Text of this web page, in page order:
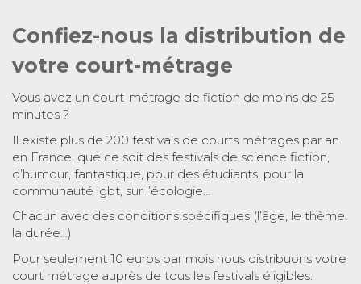
Confiez-nous la distribution de
votre court-métrage
Vous avez un court-métrage de fiction de moins de 25
minutes ?
Il existe plus de 200 festivals de courts métrages par an
en France, que ce soit des festivals de science fiction,
d’humour, fantastique, pour des étudiants, pour la
communauté lgbt, sur l’écologie…
Chacun avec des conditions spécifiques (l’âge, le thème,
la durée…)
Pour seulement 10 euros par mois nous distribuons votre
court métrage auprès de tous les festivals éligibles.